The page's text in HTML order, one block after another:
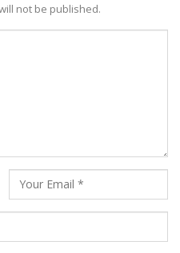
not be published.